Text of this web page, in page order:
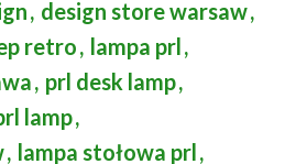
, design store warsaw,
retro, lampa prl,
, prl desk lamp,
lamp,
, lampa stołowa prl,